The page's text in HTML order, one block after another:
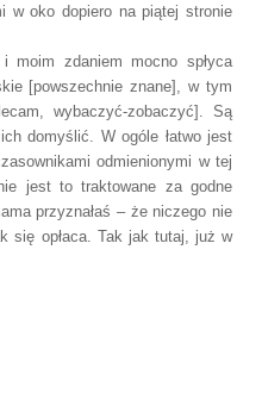
w oko dopiero na piątej stronie
zdaniem mocno spłyca
[powszechnie znane], w tym
wybaczyć-zobaczyć]. Są
domyślić. W ogóle łatwo jest
odmienionymi w tej
jest to traktowane za godne
przyznałaś – że niczego nie
się opłaca. Tak jak tutaj, już w